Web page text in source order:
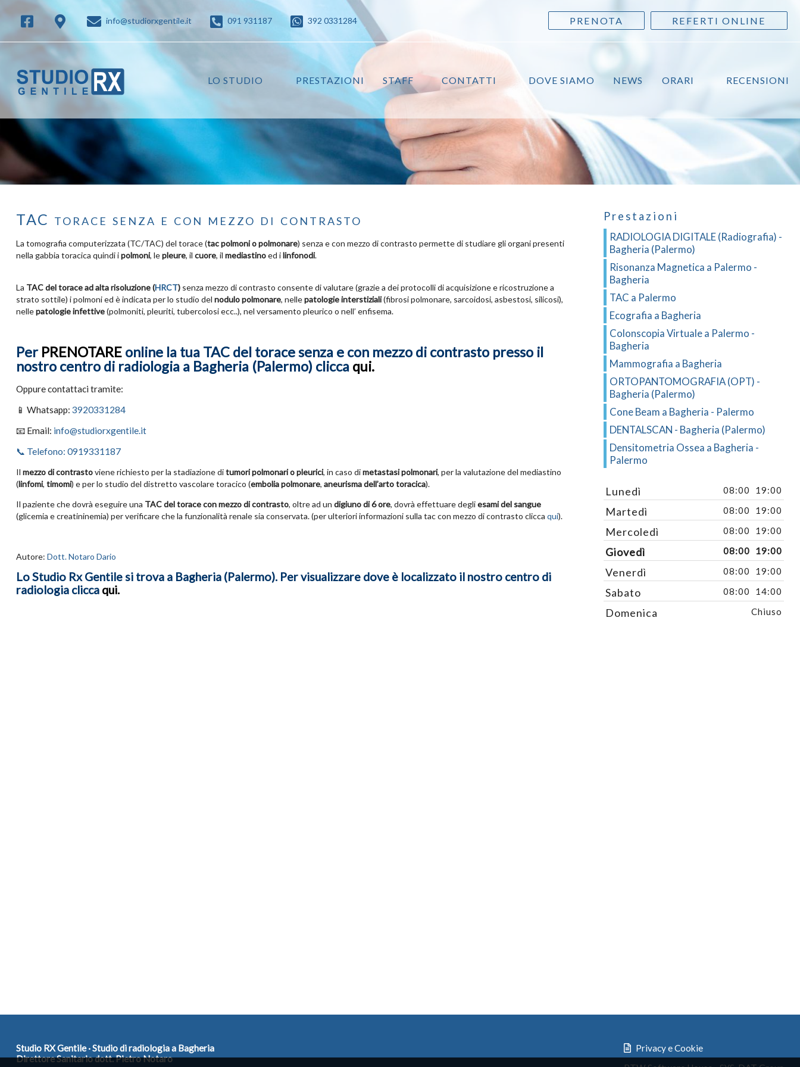
info@studiorxgentile.it 091 931187 392 0331284 REFERTI ONLINE
PRENOTA
LO STUDIO PRESTAZIONI STAFF CONTATTI DOVE SIAMO NEWS ORARI RECENSIONI
TAC torace senza e con mezzo di contrasto
La tomografia computerizzata (TC/TAC) del torace (tac polmoni o polmonare) senza e con mezzo di contrasto permette di studiare gli organi presenti
nella gabbia toracica quindi ipolmoni, lepleure, il cuore, il mediastinoed ilinfonodi.
La TAC del torace ad alta risoluzione (HRCT)senza mezzo di contrasto consente di valutare (grazie a dei protocolli di acquisizione e ricostruzione a
strato sottile) i polmoni ed è indicata per lo studio del nodulo polmonare, nellepatologie interstiziali(fibrosi polmonare, sarcoidosi, asbestosi, silicosi),
nellepatologie infettive(polmoniti, pleuriti, tubercolosi ecc..), nel versamento pleurico o nell’ enfisema.
Per PRENOTAREonline la tua TAC del torace senza e con mezzo di contrasto presso il
nostro centro di radiologia a Bagheria (Palermo) clicca qui.
Oppure contattaci tramite:
📱 Whatsapp: 3920331284
📧 Email: info@studiorxgentile.it
📞 Telefono: 0919331187
Il mezzo di contrastoviene richiesto per la stadiazione ditumori polmonari o pleurici, in caso dimetastasi polmonari, per la valutazione del mediastino
(linfomi, timomi) e per lo studio del distretto vascolare toracico (embolia polmonare, aneurisma dell’arto toracica).
Il paziente che dovrà eseguire una TAC del torace con mezzo di contrasto, oltre ad un digiuno di 6 ore, dovrà effettuare degliesami del sangue
(glicemia e creatininemia) per verificare che la funzionalità renale sia conservata. (per ulteriori informazioni sulla tac con mezzo di contrasto clicca qui).
Autore: Dott. Notaro Dario
Lo Studio Rx Gentile si trova a Bagheria (Palermo). Per visualizzare dove è localizzato il nostro centro di
radiologia clicca qui.
Prestazioni
RADIOLOGIA DIGITALE (Radiografia) -
Bagheria (Palermo)
Risonanza Magnetica a Palermo -
Bagheria
TAC a Palermo
Ecografia a Bagheria
Colonscopia Virtuale a Palermo -
Bagheria
Mammografia a Bagheria
ORTOPANTOMOGRAFIA (OPT) -
Bagheria (Palermo)
Cone Beam a Bagheria - Palermo
DENTALSCAN - Bagheria (Palermo)
Densitometria Ossea a Bagheria -
Palermo
Lunedì 08:00 19:00
Martedì 08:00 19:00
Mercoledì 08:00 19:00
Giovedì 08:00 19:00
Venerdì 08:00 19:00
Sabato 08:00 14:00
Domenica Chiuso
Studio RX Gentile · Studio di radiologia a Bagheria
Direttore Sanitario dott. Pietro Notaro
Privacy e Cookie